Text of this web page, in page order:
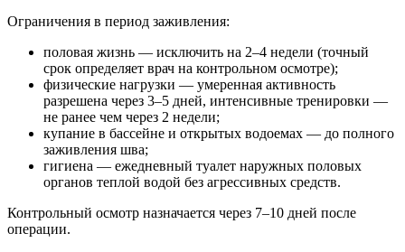
Ограничения в период заживления:
половая жизнь — исключить на 2–4 недели (точный
срок определяет врач на контрольном осмотре);
физические нагрузки — умеренная активность
разрешена через 3–5 дней, интенсивные тренировки —
не ранее чем через 2 недели;
купание в бассейне и открытых водоемах — до полного
заживления шва;
гигиена — ежедневный туалет наружных половых
органов теплой водой без агрессивных средств.
Контрольный осмотр назначается через 7–10 дней после
операции.